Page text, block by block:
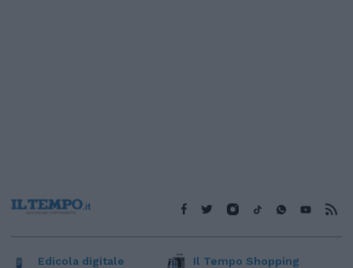
Edicola digitale Il Tempo Shopping